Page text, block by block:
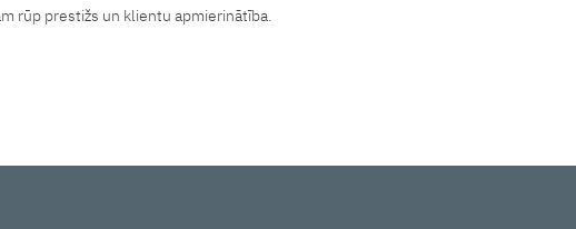
rūp prestižs un klientu apmierinātība.